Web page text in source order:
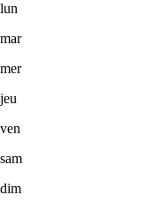
lun
mar
mer
jeu
ven
sam
dim